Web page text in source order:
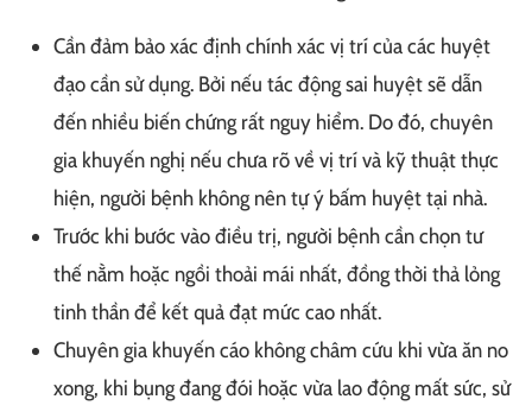
Cần đảm bảo xác định chính xác vị trí của các huyệt
đạo cần sử dụng. Bởi nếu tác động sai huyệt sẽ dẫn
đến nhiều biến chứng rất nguy hiểm. Do đó, chuyên
gia khuyến nghị nếu chưa rõ về vị trí và kỹ thuật thực
hiện, người bệnh không nên tự ý bấm huyệt tại nhà.
Trước khi bước vào điều trị, người bệnh cần chọn tư
thế nằm hoặc ngồi thoải mái nhất, đồng thời thả lỏng
tinh thần để kết quả đạt mức cao nhất.
Chuyên gia khuyến cáo không châm cứu khi vừa ăn no
xong, khi bụng đang đói hoặc vừa lao động mất sức, sử